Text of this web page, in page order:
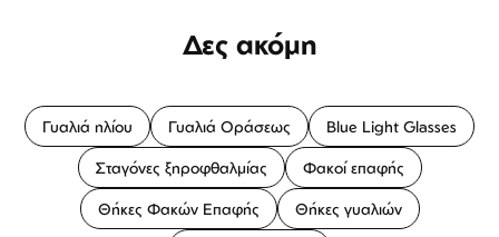
Δες ακόμη
Γυαλιά ηλίου Γυαλιά Οράσεως Blue Light Glasses
Σταγόνες ξηροφθαλμίας Φακοί επαφής
Θήκες Φακών Επαφής Θήκες γυαλιών